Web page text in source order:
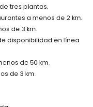
es muy adecuado para
servicios incluidos en el
con tabla de
24 horas
mesa
y aire acondicionado
tres plantas.
a menos de 2 km.
de 3 km.
disponibilidad en línea
de 50 km.
de 3 km.